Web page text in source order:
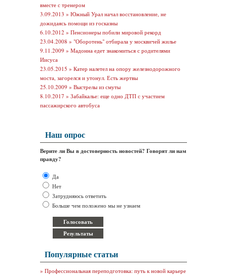
вместе с тренером
3.09.2013 » Южный Урал начал восстановление, не
дожидаясь помощи из госказны
6.10.2012 » Пенсионеры побили мировой рекорд
23.04.2008 » "Оборотень" отбирала у москвичей жилье
9.11.2009 » Мадонна едет знакомиться с родителями
Иисуса
23.05.2015 » Катер налетел на опору железнодорожного
моста, загорелся и утонул. Есть жертвы
25.10.2009 » Выстрелы из смуты
8.10.2017 » Забайкалье: еще одно ДТП с участием
пассажирского автобуса
Наш опрос
Верите ли Вы в достоверность новостей? Говорят ли нам
правду?
Да
Нет
Затрудняюсь ответить
Больше чем положено мы не узнаем
Популярные статьи
» Профессиональная переподготовка: путь к новой карьере